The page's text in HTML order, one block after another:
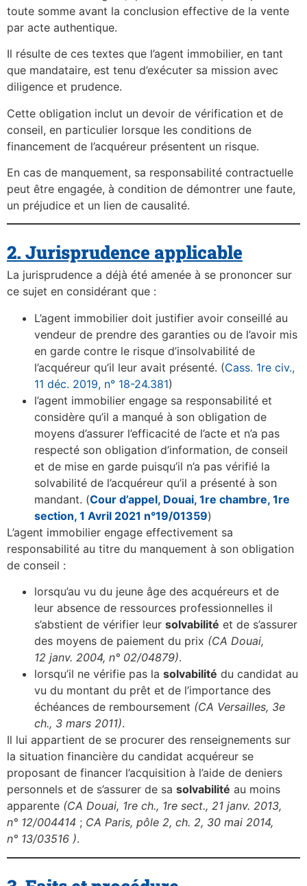
toute somme avant la conclusion effective de la vente
par acte authentique.
Il résulte de ces textes que l’agent immobilier, en tant
que mandataire, est tenu d’exécuter sa mission avec
diligence et prudence.
Cette obligation inclut un devoir de vérification et de
conseil, en particulier lorsque les conditions de
financement de l’acquéreur présentent un risque.
En cas de manquement, sa responsabilité contractuelle
peut être engagée, à condition de démontrer une faute,
un préjudice et un lien de causalité.
2. Jurisprudence applicable
La jurisprudence a déjà été amenée à se prononcer sur
ce sujet en considérant que :
L’agent immobilier doit justifier avoir conseillé au
vendeur de prendre des garanties ou de l’avoir mis
en garde contre le risque d’insolvabilité de
l’acquéreur qu’il leur avait présenté. (Cass. 1re civ.,
11 déc. 2019, n° 18-24.381)
l’agent immobilier engage sa responsabilité et
considère qu’il a manqué à son obligation de
moyens d’assurer l’efficacité de l’acte et n’a pas
respecté son obligation d’information, de conseil
et de mise en garde puisqu’il n’a pas vérifié la
solvabilité de l’acquéreur qu’il a présenté à son
mandant. (Cour d’appel, Douai, 1re chambre, 1re
section, 1 Avril 2021 n°19/01359)
L’agent immobilier engage effectivement sa
responsabilité au titre du manquement à son obligation
de conseil :
lorsqu’au vu du jeune âge des acquéreurs et de
leur absence de ressources professionnelles il
s’abstient de vérifier leur solvabilité et de s’assurer
des moyens de paiement du prix (CA Douai,
12 janv. 2004, n° 02/04879).
lorsqu’il ne vérifie pas la solvabilité du candidat au
vu du montant du prêt et de l’importance des
échéances de remboursement (CA Versailles, 3e
ch., 3 mars 2011).
Il lui appartient de se procurer des renseignements sur
la situation financière du candidat acquéreur se
proposant de financer l’acquisition à l’aide de deniers
personnels et de s’assurer de sa solvabilité au moins
apparente (CA Douai, 1re ch., 1re sect., 21 janv. 2013,
n° 12/004414 ; CA Paris, pôle 2, ch. 2, 30 mai 2014,
n° 13/03516 ).